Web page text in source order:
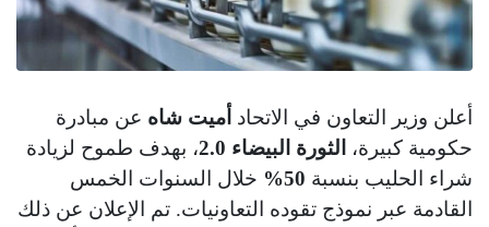
أعلن وزير التعاون في الاتحاد أميت شاه عن مبادرة
حكومية كبيرة،
الثورة البيضاء 2.0
، بهدف طموح لزيادة
شراء الحليب بنسبة 50%
خلال السنوات الخمس
القادمة عبر نموذج تقوده التعاونيات. تم الإعلان عن ذلك